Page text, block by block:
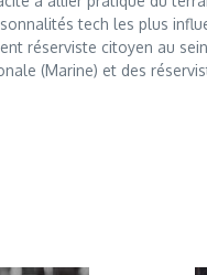
tech les plus
réserviste citoyen au
(Marine) et des